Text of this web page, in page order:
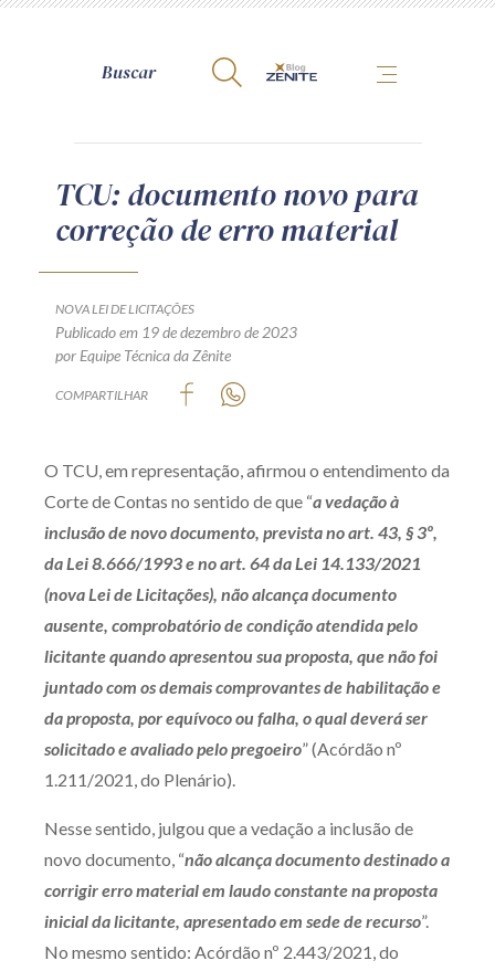
A Zênite
Como publicar conosco
Termos de uso
Guia de Direitos dos Titulares de Dados
Produtos e serviços
Orientação por Escrito
Mentoria Zênite
Capacitação
Zênite Online
Eventos presenciais
Zênite in Company
Diferenciais
TCU: documento novo para
correção de erro material
NOVA LEI DE LICITAÇÕES
Publicado em 19 de dezembro de 2023
por Equipe Técnica da Zênite
COMPARTILHAR
O TCU, em representação, afirmou o entendimento da
Corte de Contas no sentido de que “a vedação à
inclusão de novo documento, prevista no art. 43, § 3º,
da Lei 8.666/1993 e no art. 64 da Lei 14.133/2021
(nova Lei de Licitações), não alcança documento
ausente, comprobatório de condição atendida pelo
licitante quando apresentou sua proposta, que não foi
juntado com os demais comprovantes de habilitação e
da proposta, por equívoco ou falha, o qual deverá ser
solicitado e avaliado pelo pregoeiro” (Acórdão nº
1.211/2021, do Plenário).
Nesse sentido, julgou que a vedação a inclusão de
novo documento, “não alcança documento destinado a
corrigir erro material em laudo constante na proposta
inicial da licitante, apresentado em sede de recurso”.
No mesmo sentido: Acórdão nº 2.443/2021, do